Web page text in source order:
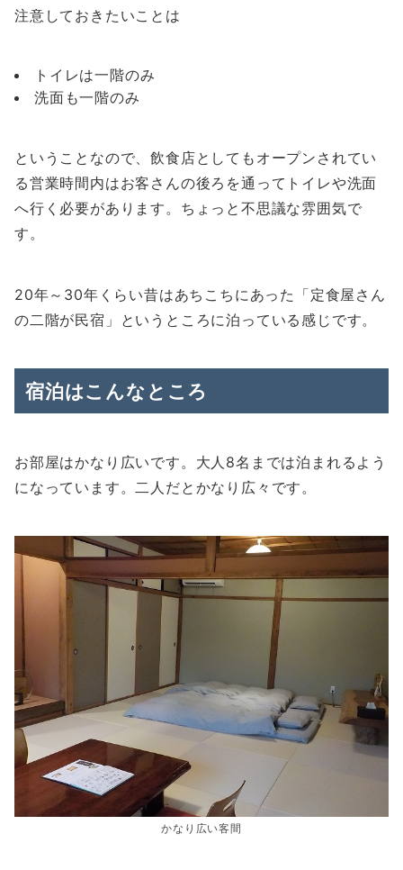
注意しておきたいことは
トイレは一階のみ
洗面も一階のみ
ということなので、飲食店としてもオープンされてい
る営業時間内はお客さんの後ろを通ってトイレや洗面
へ行く必要があります。ちょっと不思議な雰囲気で
す。
20年～30年くらい昔はあちこちにあった「定食屋さん
の二階が民宿」というところに泊っている感じです。
宿泊はこんなところ
お部屋はかなり広いです。大人8名までは泊まれるよう
になっています。二人だとかなり広々です。
かなり広い客間